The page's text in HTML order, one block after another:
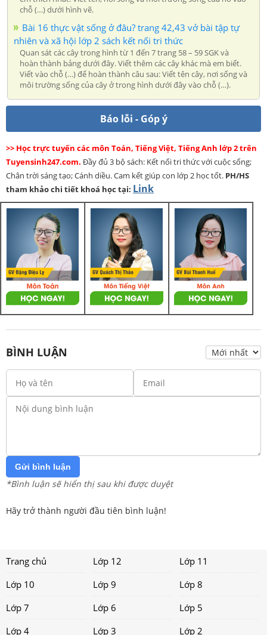
chỗ (…) dưới hình vẽ.
Bài 16 thực vật sống ở đâu? trang 42,43 vở bài tập tự
nhiên và xã hội lớp 2 sách kết nối tri thức
Quan sát các cây trong hình từ 1 đến 7 trang 58 – 59 SGK và
hoàn thành bảng dưới đây. Viết thêm các cây khác mà em biết.
Viết vào chỗ (…) để hoàn thành câu sau: Viết tên cây, nơi sống và
môi trường sống của cây ở trong hình dưới đây vào chỗ (…).
Báo lỗi - Góp ý
>> Học trực tuyến các môn Toán, Tiếng Việt, Tiếng Anh lớp 2 trên
Tuyensinh247.com. Đầy đủ 3 bộ sách: Kết nối tri thức với cuộc sống;
Chân trời sáng tạo; Cánh diều. Cam kết giúp con lớp 2 học tốt. PH/HS
tham khảo chi tiết khoá học tại: Link
BÌNH LUẬN
Gửi bình luận
*Bình luận sẽ hiển thị sau khi được duyệt
Hãy trở thành người đầu tiên bình luận!
Trang chủ Lớp 12
Lớp 11
Lớp 10
Lớp 9
Lớp 8
Lớp 7
Lớp 6
Lớp 5
Lớp 4
Lớp 3 Lớp 2